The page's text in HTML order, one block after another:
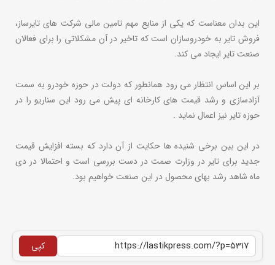
این بدان معناست که یکی از منابع مهم تامین مالی شرکت های تایرساز،
فروش تایر به خودروسازان است که تاخیر در آن مشکلاتی را برای فعالان
صنعت تایر ایجاد می کند.
بر این اساس انتظار می رود همانطور که دولت در حوزه خودرو به سمت
آزادسازی و رشد قیمت های کارخانه ای پیش می رود این سناریو را در
حوزه تایر نیز اعمال نماید .
در این بین برخی شنیده ها حکایت از آن دارد که بسته افزایش قیمت
جدید برای تایر در وزارت صمت در دست بررسی است و احتمالا در دی
ماه شاهد رشد بهای محصول در این صنعت خواهیم بود.
کپی